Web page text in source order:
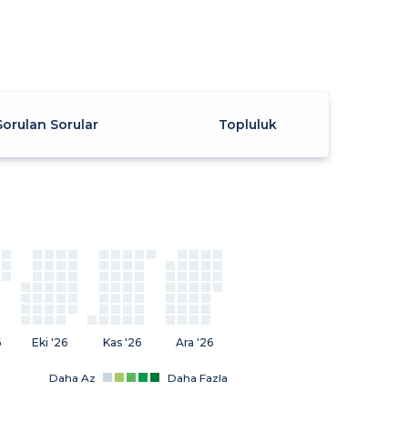
Sorular Topluluk
Eki '26 Kas '26 Ara '26
Daha Az Daha Fazla